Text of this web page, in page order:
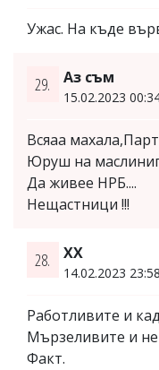
Ужас. На къде
29. Аз съм
15.02.2023
Всяаа
Юруш на
Да живее НРБ....
Нещастници !!!
28. ХХ
14.02.2023
Работливите и
Мързеливите и
Факт.